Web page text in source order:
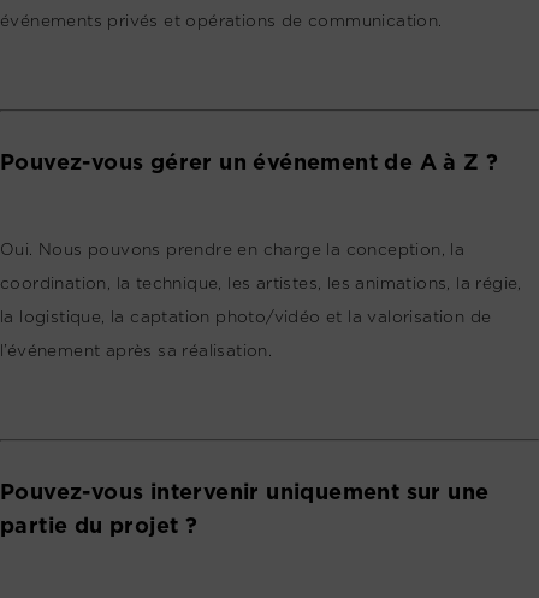
événements privés et opérations de communication.
Pouvez-vous gérer un événement de A à Z ?
Oui. Nous pouvons prendre en charge la conception, la
coordination, la technique, les artistes, les animations, la régie,
la logistique, la captation photo/vidéo et la valorisation de
l’événement après sa réalisation.
Pouvez-vous intervenir uniquement sur une
partie du projet ?